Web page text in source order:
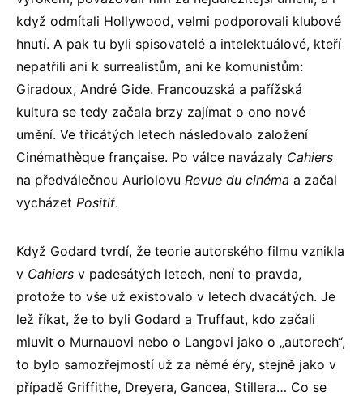
když odmítali Hollywood, velmi podporovali klubové
hnutí. A pak tu byli spisovatelé a intelektuálové, kteří
nepatřili ani k surrealistům, ani ke komunistům:
Giradoux, André Gide. Francouzská a pařížská
kultura se tedy začala brzy zajímat o ono nové
umění. Ve třicátých letech následovalo založení
Cinémathèque française. Po válce navázaly Cahiers
na předválečnou Auriolovu Revue du cinéma a začal
vycházet Positif.
Když Godard tvrdí, že teorie autorského filmu vznikla
v Cahiers v padesátých letech, není to pravda,
protože to vše už existovalo v letech dvacátých. Je
lež říkat, že to byli Godard a Truffaut, kdo začali
mluvit o Murnauovi nebo o Langovi jako o „autorech“,
to bylo samozřejmostí už za němé éry, stejně jako v
případě Griffithe, Dreyera, Gancea, Stillera… Co se